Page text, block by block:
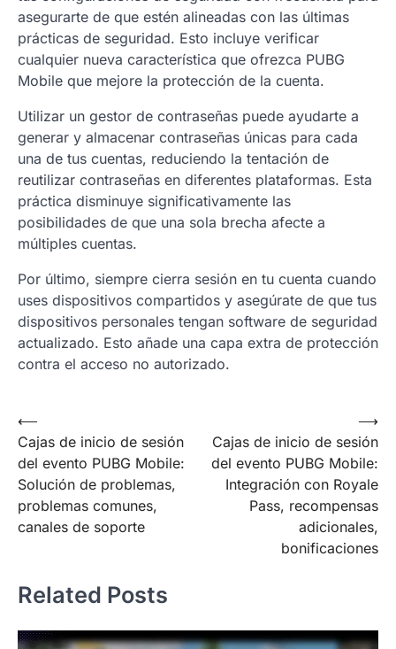
asegurarte de que estén alineadas con las últimas
prácticas de seguridad. Esto incluye verificar
cualquier nueva característica que ofrezca PUBG
Mobile que mejore la protección de la cuenta.
Utilizar un gestor de contraseñas puede ayudarte a
generar y almacenar contraseñas únicas para cada
una de tus cuentas, reduciendo la tentación de
reutilizar contraseñas en diferentes plataformas. Esta
práctica disminuye significativamente las
posibilidades de que una sola brecha afecte a
múltiples cuentas.
Por último, siempre cierra sesión en tu cuenta cuando
uses dispositivos compartidos y asegúrate de que tus
dispositivos personales tengan software de seguridad
actualizado. Esto añade una capa extra de protección
contra el acceso no autorizado.
Post
navigation
⟵
Cajas de inicio de sesión
del evento PUBG Mobile:
Solución de problemas,
problemas comunes,
canales de soporte
Cajas de inicio de sesión
del evento PUBG Mobile:
Integración con Royale
Pass, recompensas
adicionales,
bonificaciones
⟶
Related Posts